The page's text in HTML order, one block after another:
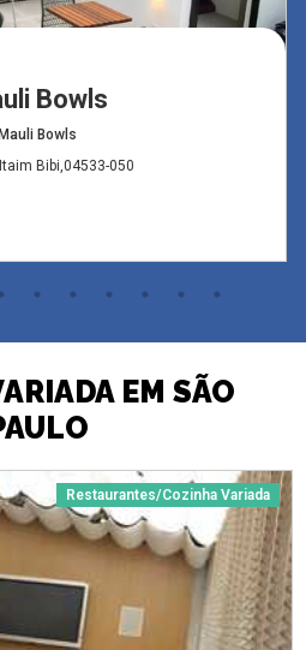
Bowls
Mauli Bowls
Bibi,04533-050
EM SÃO
Restaurantes/Cozinha Variada